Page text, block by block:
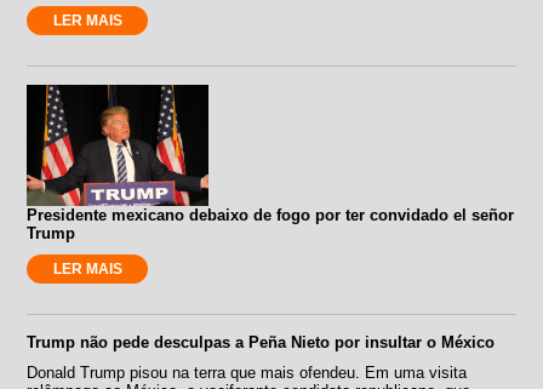
LER MAIS
Presidente mexicano debaixo de fogo por ter convidado el señor
Trump
LER MAIS
Trump não pede desculpas a Peña Nieto por insultar o México
Donald Trump pisou na terra que mais ofendeu. Em uma visita